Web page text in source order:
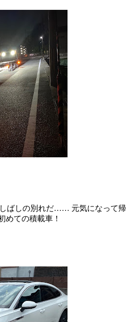
ばしの別れだ…… 元気になって帰
めての積載車！